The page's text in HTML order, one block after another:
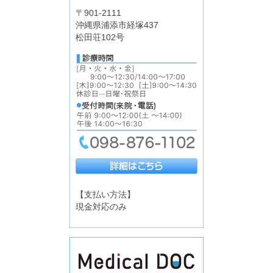
〒901-2111
沖縄県浦添市経塚437
松田荘102号
【支払い方法】
現金対応のみ